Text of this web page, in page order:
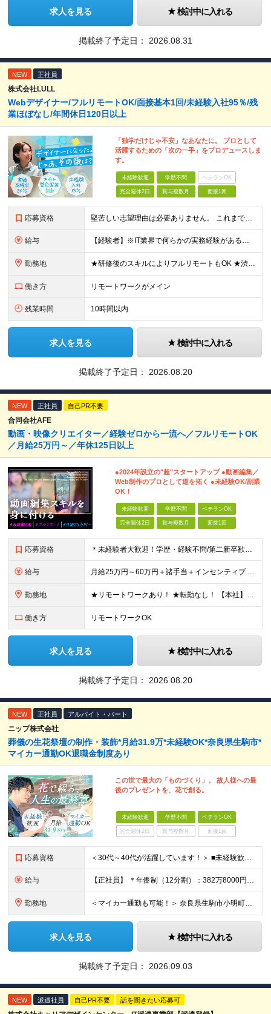
求人を見る 検討中に入れる
掲載終了予定日： 2026.08.31
NEW 正社員
株式会社LULL
Webデザイナー/フルリモートOK/面接基本1回/未経験入社95％/残
業ほぼなし/年間休日120日以上
「独学だけじゃ不安」なあなたに。 プロとして
活躍するための「次の一手」をプロデュースしま
す。
未経験歓迎 学歴不問 ベテランOK
完全週休2日 賞与複数月 面接1回
応募資格 堅苦しい志望理由は必要ありません。 これまでの経験や経歴よりも、私たちは“これから”を重視します。 ★学歴・経歴不問 ★完全未経験OK ★社会人デビュー歓迎 ★第二新卒OK ＼当てはまる方はぜひご
給与 【経験者】※IT業界で何らかの実務経験がある方 月給35万円～＋業績賞与＋交通費＋各種手当 ※固定残業代（30時間分／6万6,610円～）を含む。超過分は追加支給。 能力やスキルを考慮し、初任給を決定
勤務地 ★研修後のスキルによりフルリモートもOK ★渋谷駅徒歩2分！100席の新しいコワーキングスペース完備 ★本社、東京都、神奈川県、埼玉県、千葉県などのプロジェクト先 【本社】 東京都渋谷区渋谷3-10
働き方 リモートワークがメイン
残業時間 10時間以内
求人を見る 検討中に入れる
掲載終了予定日： 2026.08.20
NEW 正社員 自己PR不要
合同会社AFE
動画・映像クリエイター／経験ゼロから一流へ／フルリモートOK
／月給25万円～／年休125日以上
●2024年設立の"超"スタートアップ ●動画編集／
Web制作のプロとして道を拓く ●未経験OK/副業
OK！
未経験歓迎 学歴不問 ベテランOK
完全週休2日 賞与複数月 面接1回
応募資格 ＊未経験者大歓迎！学歴・経験不問/第二新卒歓迎/WEB面接可能＊ ▼未経験歓迎＆完全ポテンシャル採用！▼ 基礎のキソから学べる研修があるので経験は一切不問！ 面接では「あなたの想い」を教えてくださ
給与 月給25万円～60万円＋諸手当＋インセンティブ ★Point 100％年収UPでの待遇提示も可能！ ※経験者であれば、100%年収アップも実現可能です。 【インセンティブについて】 プロジェクト報
勤務地 ★リモートワークあり！ ★転勤なし！ 【本社】東京都港区西新橋２丁目４−３ プロス西新橋ビル６階 【プロジェクト先】東京都・神奈川県・千葉県・埼玉など多数！ ※希望を考慮の上、配属プロジェクトを決
働き方 リモートワークOK
求人を見る 検討中に入れる
掲載終了予定日： 2026.08.20
NEW 正社員 アルバイト・パート
ニップ株式会社
葬儀の生花祭壇の制作・装飾*月給31.9万*未経験OK*奈良県生駒市*
マイカー通勤OK退職金制度あり
この世で最大の「ものづくり」。 故人様への最
後のプレゼントを、花で創る。
未経験歓迎 学歴不問 ベテランOK
完全週休2日 賞与複数月 面接1回
応募資格 ＜30代～40代が活躍しています！＞ ■未経験歓迎！ ■普通自動車免許をお持ちの方（AT限定可） ※学歴不問
給与 【正社員】 ＊年俸制（12分割）：382万8000円～+交通費別途支給 ＊月収：31万9000円 ※固定残業代40時間（6万9000円分）含みます ┗超過分は別途支給いたします ※試用期間3ヶ月（期
勤務地 ＜マイカー通勤も可能！＞ 奈良県生駒市小明町446-1 (変更の範囲)上記を除く当社関連勤務地 (変更の範囲)仕事内容欄に記載の業務を除く当社業務全般
求人を見る 検討中に入れる
掲載終了予定日： 2026.09.03
NEW 派遣社員 自己PR不要 話を聞きたい応募可